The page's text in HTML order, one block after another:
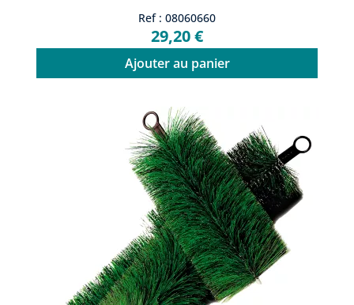
Ref : 08060660
29,20 €
Ajouter au panier